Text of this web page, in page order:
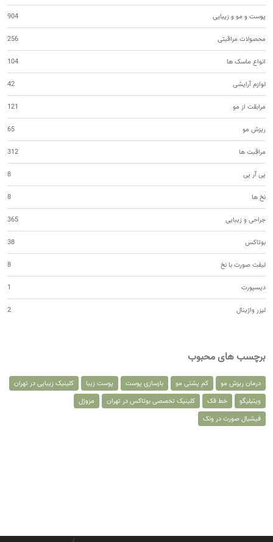
پوست و مو و زیبایی 904
محصولات مراقبتی 256
انواع ماسک ها 104
لوازم آرایشی 42
مرابقت از مو 121
ریزش مو 65
مراقبت ها 312
پی آر پی 8
نخ ها 8
جراحی و زیبایی 365
بوتاکس 38
لیفت صورت با نخ 8
دیسپورت 1
لیزر واژینال 2
برچسب های محبوب
درمان ریزش مو کم پشتی مو بازسازی پوست پوست زیبا
کلینیک زیبایی در تهران
ویتیلیگو
خط فک کلینیک تخصصی بوتاکس در تهران
مزوژل
فیشیال صورت در ونک